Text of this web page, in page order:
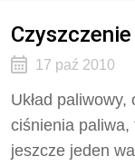
17 paź 2010
Układ
ciśnienia paliwa,
jeszcze jeden